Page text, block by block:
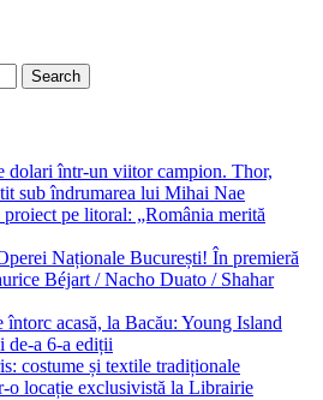
dolari într-un viitor campion. Thor,
sub îndrumarea lui Mihai Nae
pe litoral: „România merită
Naționale București! În premieră
Béjart / Nacho Duato / Shahar
întorc acasă, la Bacău: Young Island
de-a 6-a ediții
costume și textile tradiționale
o locație exclusivistă la Librairie